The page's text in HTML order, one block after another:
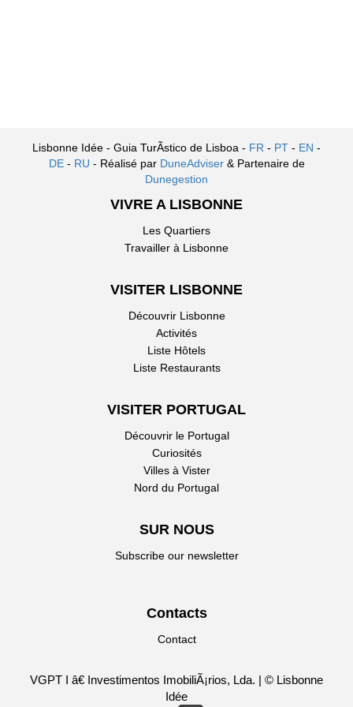
Lisbonne Idée - Guia TurÃ­stico de Lisboa - FR - PT - EN -
DE- RU - Réalisé par DuneAdviser & Partenaire de
Dunegestion
VIVRE A LISBONNE
Les Quartiers
Travailler à Lisbonne
VISITER LISBONNE
Découvrir Lisbonne
Activités
Liste Hôtels
Liste Restaurants
VISITER PORTUGAL
Découvrir le Portugal
Curiosités
Villes à Vister
Nord du Portugal
SUR NOUS
Subscribe our newsletter
Contacts
Contact
VGPT I â€ Investimentos ImobiliÃ¡rios, Lda. | © Lisbonne
Idée